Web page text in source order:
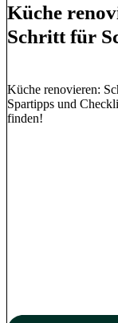
Küche
Schritt für
Küche renovieren:
Spartipps und
finden!